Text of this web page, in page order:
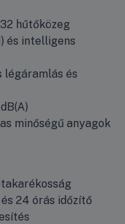
hűtőközeg
és intelligens
légáramlás és
minőségű anyagok
24 órás időzítő